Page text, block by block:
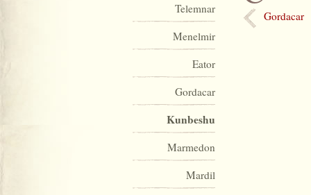
Gordacar
Telemnar
Menelmir
Eator
Gordacar
Kunbeshu
Marmedon
Mardil